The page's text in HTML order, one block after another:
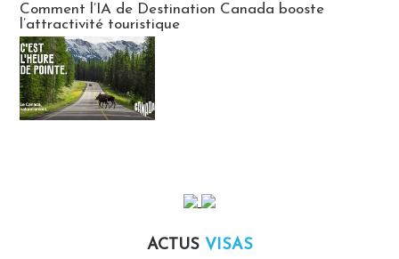
Comment l’IA de Destination Canada booste
l’attractivité touristique
ACTUS VISAS